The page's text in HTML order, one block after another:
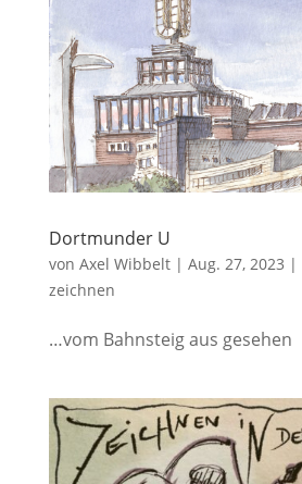
Dortmunder U
von Axel Wibbelt| Aug. 27, 2023 |
zeichnen
…vom Bahnsteig aus gesehen